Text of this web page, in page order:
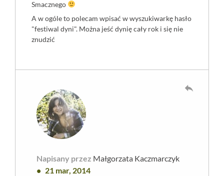
Smacznego
A w ogóle to polecam wpisać w wyszukiwarkę hasło
"festiwal dyni". Można jeść dynię cały rok i się nie
znudzić
Napisany przez Małgorzata Kaczmarczyk
21 mar, 2014
reply